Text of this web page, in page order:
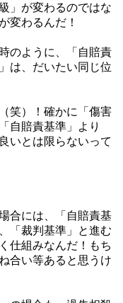
」が変わるのではな
変わるんだ！
のように、「自賠責
は、だいたい同じ位
笑）！確かに「傷害
自賠責基準」より
いとは限らないって
合には、「自賠責基
「裁判基準」と進む
仕組みなんだ！もち
合い等あると思うけ